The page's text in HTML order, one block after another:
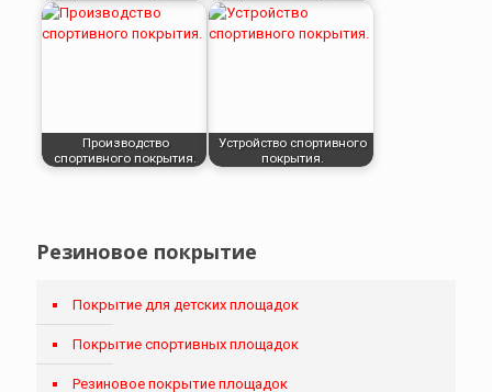
Производство
спортивного покрытия.
Устройство спортивного
покрытия.
Резиновое покрытие
Покрытие для детских площадок
Покрытие спортивных площадок
Резиновое покрытие площадок